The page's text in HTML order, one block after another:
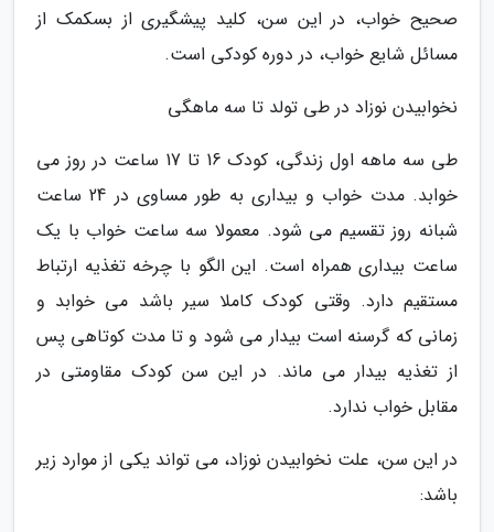
صحیح خواب، در این سن، کلید پیشگیری از بسکمک از
مسائل شایع خواب، در دوره کودکی است.
نخوابیدن نوزاد در طی تولد تا سه ماهگی
طی سه ماهه اول زندگی، کودک 16 تا 17 ساعت در روز می
خوابد. مدت خواب و بیداری به طور مساوی در 24 ساعت
شبانه روز تقسیم می شود. معمولا سه ساعت خواب با یک
ساعت بیداری همراه است. این الگو با چرخه تغذیه ارتباط
مستقیم دارد. وقتی کودک کاملا سیر باشد می خوابد و
زمانی که گرسنه است بیدار می شود و تا مدت کوتاهی پس
از تغذیه بیدار می ماند. در این سن کودک مقاومتی در
مقابل خواب ندارد.
در این سن، علت نخوابیدن نوزاد، می تواند یکی از موارد زیر
باشد: